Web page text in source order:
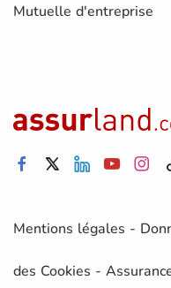
Mutuelle d'entreprise
Mentions légales -
des Cookies -